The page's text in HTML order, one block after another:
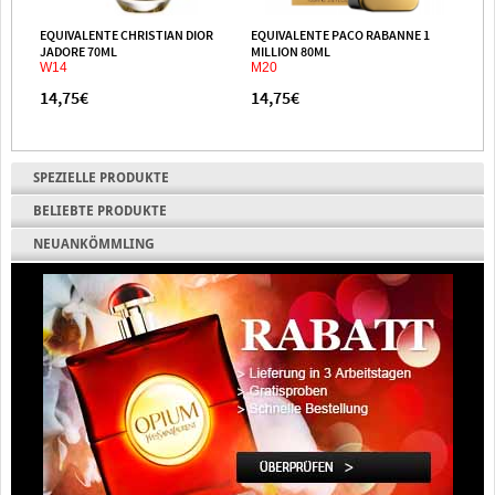
EQUIVALENTE CHRISTIAN DIOR
JADORE 70ML
W14
14,75€
EQUIVALENTE PACO RABANNE 1
MILLION 80ML
M20
14,75€
SPEZIELLE PRODUKTE
BELIEBTE PRODUKTE
NEUANKÖMMLING